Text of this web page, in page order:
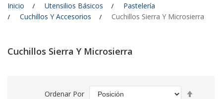
Inicio Utensilios Básicos
Pastelería
Cuchillos Y Accesorios
Cuchillos Sierra Y Microsierra
Cuchillos Sierra Y Microsierra
Ordenar Por